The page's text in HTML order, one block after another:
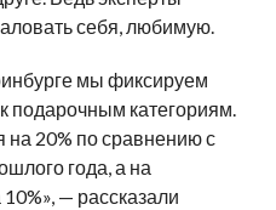
себя, любимую.
мы фиксируем
подарочным категориям.
на 20% по сравнению с
года, а на
— рассказали